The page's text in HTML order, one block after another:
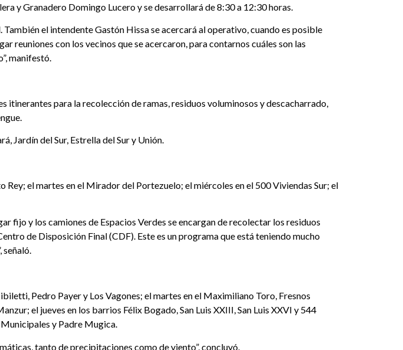
y Granadero Domingo Lucero y se desarrollará de 8:30 a 12:30 horas.
el intendente Gastón Hissa se acercará al operativo, cuando es posible
reuniones con los vecinos que se acercaron, para contarnos cuáles son las
manifestó.
para la recolección de ramas, residuos voluminosos y descacharrado,
Jardín del Sur, Estrella del Sur y Unión.
el martes en el Mirador del Portezuelo; el miércoles en el 500 Viviendas Sur; el
fijo y los camiones de Espacios Verdes se encargan de recolectar los residuos
de Disposición Final (CDF). Este es un programa que está teniendo mucho
señaló.
Pedro Payer y Los Vagones; el martes en el Maximiliano Toro, Fresnos
el jueves en los barrios Félix Bogado, San Luis XXIII, San Luis XXVI y 544
y Padre Mugica.
tanto de precipitaciones como de viento”, concluyó.